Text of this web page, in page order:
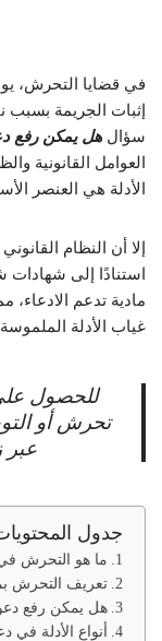
في قضايا التحرش،
إثبات الجريمة بسبب
سؤال هل يمكن رفع
العوامل القانونية
الأدلة هي العنصر
إلا أن النظام
استنادًا إلى شهادات
مادية تدعم
غياب الأدلة
للحصول
تحرش أو
عبر
جدول
ما هو التحرش
تعريف التحرش
هل يمكن رفع
أنواع الأدلة